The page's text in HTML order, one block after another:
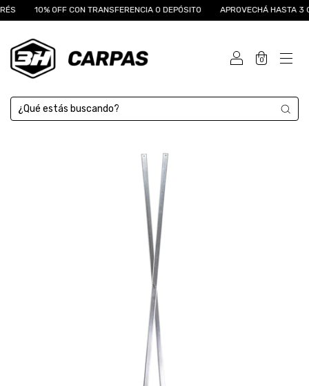
10% OFF CON TRANSFERENCIA O DEPÓSITO APROVECHÁ HASTA 3
0